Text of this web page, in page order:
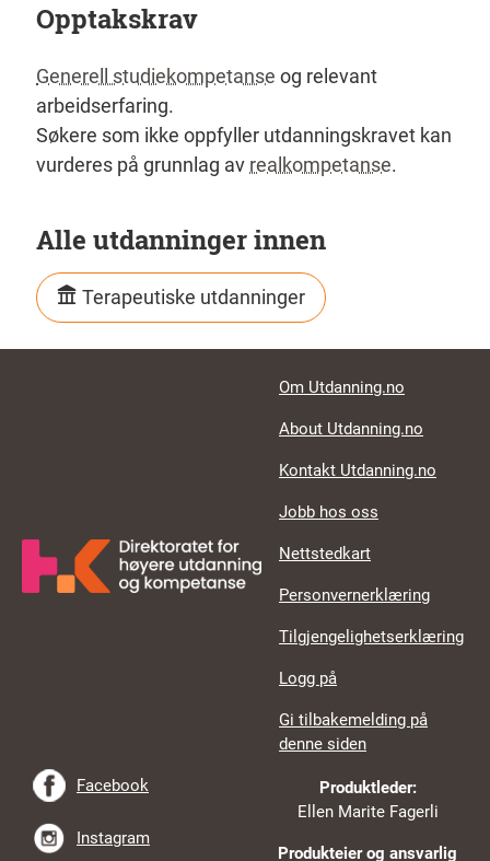
Opptakskrav
Generell studiekompetanse og relevant
arbeidserfaring.
Søkere som ikke oppfyller utdanningskravet kan
vurderes på grunnlag av realkompetanse.
Alle utdanninger innen
Terapeutiske utdanninger
Footer links
Om Utdanning.no
About Utdanning.no
Kontakt Utdanning.no
Jobb hos oss
Nettstedkart
Personvernerklæring
Tilgjengelighetserklæring
Logg på
Gi tilbakemelding på
denne siden
Produktleder:
Ellen Marite Fagerli
Produkteier og ansvarlig
Facebook
Instagram